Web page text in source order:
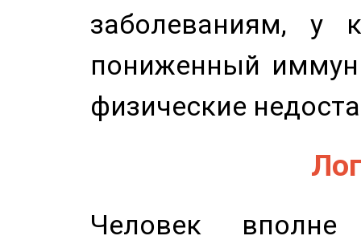
заболеваниям, у
пониженный
физические
Человек